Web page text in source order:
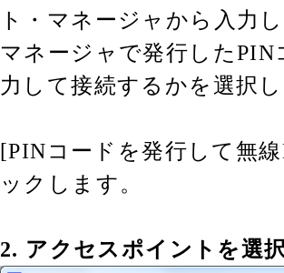
ト・マネージャから入力
マネージャで発行した
力して接続するかを選択
[PINコードを発行して無
ックします。
2. アクセスポイントを選